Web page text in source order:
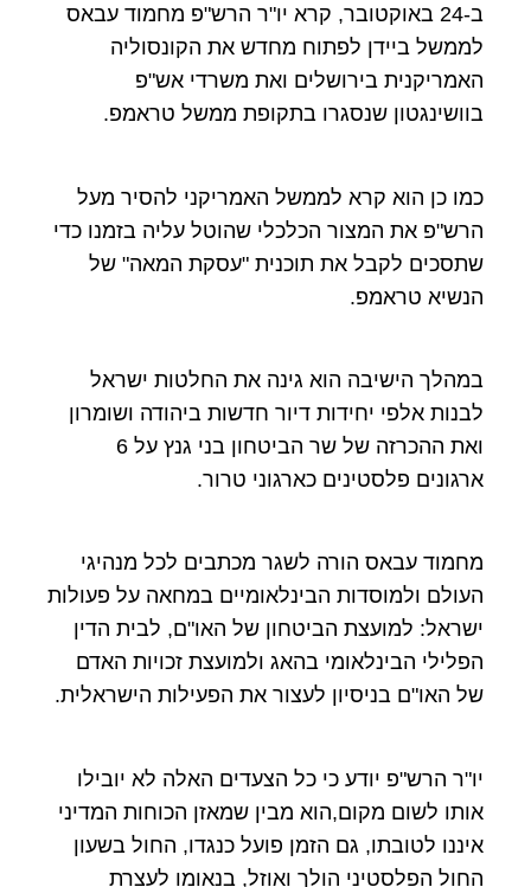
ב-24 באוקטובר, קרא יו"ר הרש"פ מחמוד עבאס
לממשל ביידן לפתוח מחדש את הקונסוליה
האמריקנית בירושלים ואת משרדי אש"פ
בוושינגטון שנסגרו בתקופת ממשל טראמפ.
כמו כן הוא קרא לממשל האמריקני להסיר מעל
הרש"פ את המצור הכלכלי שהוטל עליה בזמנו כדי
שתסכים לקבל את תוכנית "עסקת המאה" של
הנשיא טראמפ.
במהלך הישיבה הוא גינה את החלטות ישראל
לבנות אלפי יחידות דיור חדשות ביהודה ושומרון
ואת ההכרזה של שר הביטחון בני גנץ על 6
ארגונים פלסטינים כארגוני טרור.
מחמוד עבאס הורה לשגר מכתבים לכל מנהיגי
העולם ולמוסדות הבינלאומיים במחאה על פעולות
ישראל: למועצת הביטחון של האו"ם, לבית הדין
הפלילי הבינלאומי בהאג ולמועצת זכויות האדם
של האו"ם בניסיון לעצור את הפעילות הישראלית.
יו"ר הרש"פ יודע כי כל הצעדים האלה לא יובילו
אותו לשום מקום,הוא מבין שמאזן הכוחות המדיני
איננו לטובתו, גם הזמן פועל כנגדו, החול בשעון
החול הפלסטיני הולך ואוזל, בנאומו לעצרת